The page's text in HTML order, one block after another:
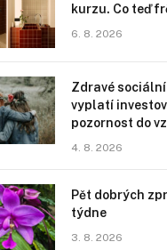
kurzu. Co teď
6. 8. 2026
Zdravé
vyplatí
pozornost do
4. 8. 2026
Pět dobrých
týdne
3. 8. 2026